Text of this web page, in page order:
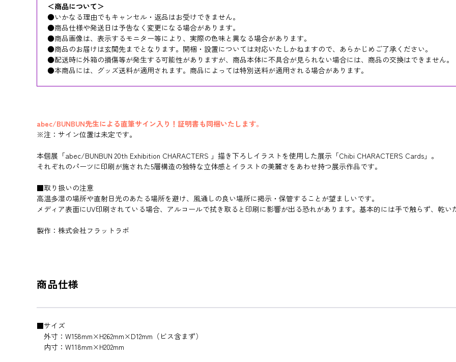
＜商品について＞
●いかなる理由でもキャンセル・返品はお受けできません。
●商品仕様や発送日は予告なく変更になる場合があります。
●商品画像は、表示するモニター等により、実際の色味と異なる場合があります。
●商品のお届けは玄関先までとなります。開梱・設置については対応いたしかねますので、あらかじめご了承ください。
●配送時に外箱の損傷等が発生する可能性がありますが、商品本体に不具合が見られない場合には、商品の交換はできません。
●本商品には、グッズ送料が適用されます。商品によっては特別送料が適用される場合があります。
abec/BUNBUN先生による直筆サイン入り！証明書も同梱いたします。
※注：サイン位置は未定です。
本個展「abec/BUNBUN 20th Exhibition CHARACTERS 」描き下ろしイラストを使用した展示「Chibi CHARACTERS Cards」。
それぞれのパーツに印刷が施された5層構造の独特な立体感とイラストの美麗さをあわせ持つ展示作品です。
■取り扱いの注意
高温多湿の場所や直射日光のあたる場所を避け、風通しの良い場所に掲示・保管することが望ましいです。
メディア表面にUV印刷されている場合、アルコールで拭き取ると印刷に影響が出る恐れがあります。基本的には手で触らず、乾い
製作：株式会社フラットラボ
商品仕様
■サイズ
外寸：W158mm×H262mm×D12mm（ビス含まず）
内寸：W118mm×H202mm